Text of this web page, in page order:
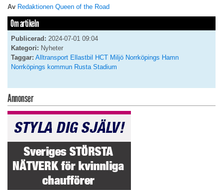
Av Redaktionen Queen of the Road
Om artikeln
Publicerad: 2024-07-01 09:04
Kategori: Nyheter
Taggar: Alltransport Ellastbil HCT Miljö Norrköpings Hamn
Norrköpings kommun Rusta Stadium
Annonser